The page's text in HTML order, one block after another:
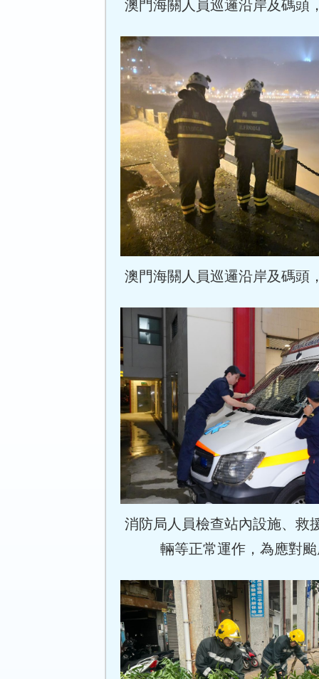
澳門海關人員巡邏沿岸及碼頭
澳門海關人員巡邏沿岸及碼頭
消防局人員檢查站內設施、救
輛等正常運作，為應對